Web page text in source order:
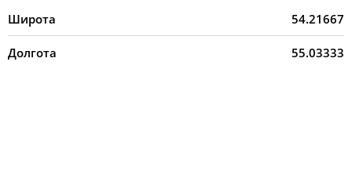
Широта 54.21667
Долгота 55.03333